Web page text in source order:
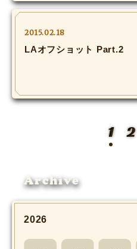
2015.02.18
LAオフショット Part.2
1 2
Archive
2026